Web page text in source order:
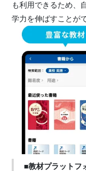
も利用できるため、
学力を伸ばすことが
■教材プラットフ